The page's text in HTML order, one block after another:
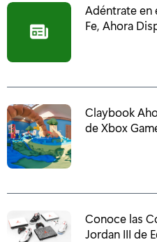
Adéntrate en
Fe, Ahora
Claybook
de Xbox
Conoce las
Jordan III de